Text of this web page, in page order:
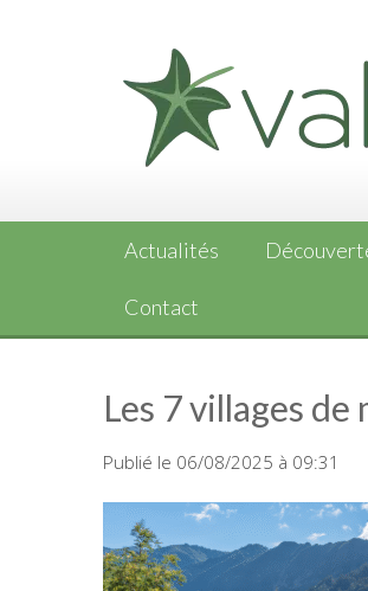
Actualités
Contact
Les 7 villages
Publié le 06/08/2025 à 09:31